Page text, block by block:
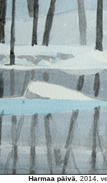
Harmaa päivä , 2014,